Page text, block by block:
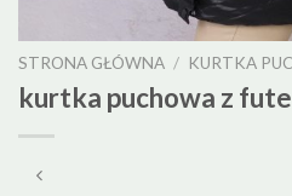
STRONA GŁÓWNA / KURTKA
kurtka puchowa z